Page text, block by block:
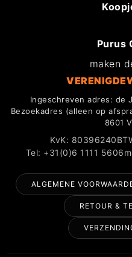
Purus
maken
Ingeschreven adres: de
Bezoekadres (alleen op
8601
KvK: 80396240
Tel: +31(0)6 1111 5606
ALGEMENE
RETOUR &